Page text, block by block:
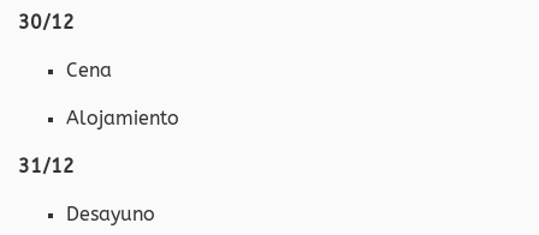
30/12
Cena
Alojamiento
31/12
Desayuno